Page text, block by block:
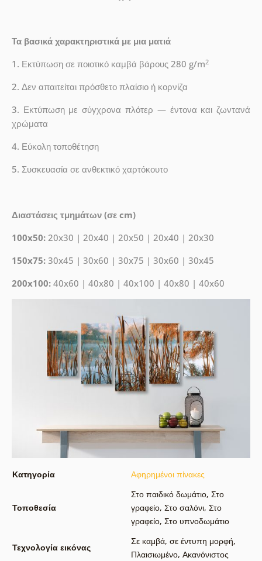
Τα βασικά χαρακτηριστικά με μια ματιά
1. Εκτύπωση σε ποιοτικό καμβά βάρους 280 g/m2
2. Δεν απαιτείται πρόσθετο πλαίσιο ή κορνίζα
3. Εκτύπωση με σύγχρονα πλότερ — έντονα και ζωντανά
χρώματα
4. Εύκολη τοποθέτηση
5. Συσκευασία σε ανθεκτικό χαρτόκουτο
Διαστάσεις τμημάτων (σε cm)
100x50:20x30 | 20x40 | 20x50 | 20x40 | 20x30
150x75:30x45 | 30x60 | 30x75 | 30x60 | 30x45
200x100:40x60 | 40x80 | 40x100 | 40x80 | 40x60
Κατηγορία Αφηρημένοι πίνακες
Τοποθεσία
Στο παιδικό δωμάτιο, Στο
γραφείο, Στο σαλόνι, Στο
γραφείο, Στο υπνοδωμάτιο
Τεχνολογία εικόνας
Σε καμβά, σε έντυπη μορφή,
Πλαισιωμένο, Ακανόνιστος